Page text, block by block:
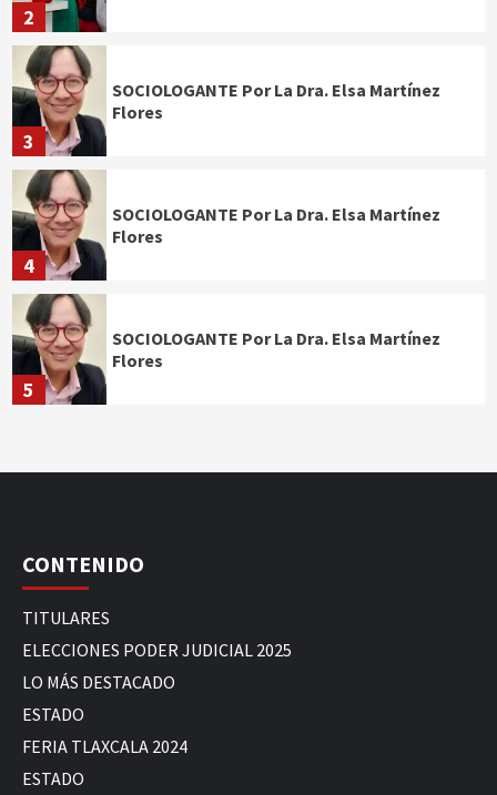
2
3
SOCIOLOGANTE Por La Dra. Elsa Martínez
Flores
4
SOCIOLOGANTE Por La Dra. Elsa Martínez
Flores
5
SOCIOLOGANTE Por La Dra. Elsa Martínez
Flores
CONTENIDO
TITULARES
ELECCIONES PODER JUDICIAL 2025
LO MÁS DESTACADO
ESTADO
FERIA TLAXCALA 2024
ESTADO